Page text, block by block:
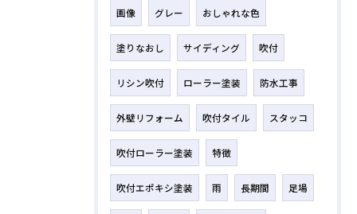
画像 グレー おしゃれな色
塗りなおし サイディング 吹付
リシン吹付 ローラー塗装 防水工事
外壁リフォーム 吹付タイル スタッコ
吹付ローラー塗装 特徴
吹付エポキシ塗装 雨 長期間 足場